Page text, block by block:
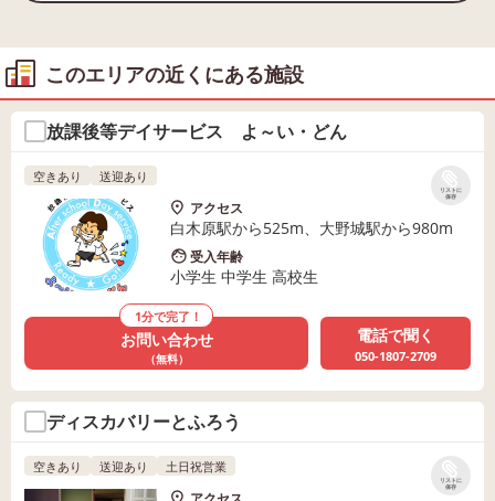
このエリアの近くにある施設
放課後等デイサービス よ～い・どん
リストに
保存
空きあり 送迎あり
アクセス
白木原駅から525m、大野城駅から980m
受入年齢
小学生 中学生 高校生
1分で完了！
お問い合わせ
（無料）
電話で聞く
050-1807-2709
ディスカバリーとふろう
リストに
保存
空きあり 送迎あり 土日祝営業